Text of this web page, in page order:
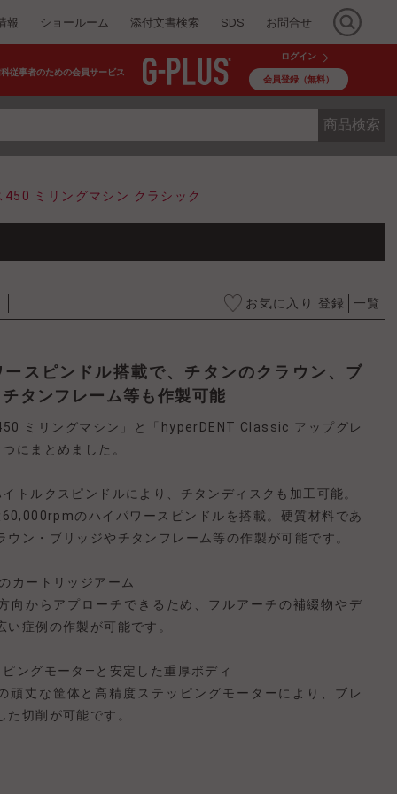
報 ショールーム 添付文書検索 SDS お問合せ
従事者のための会員サービス
ログイン
会員登録（無料）
商品検索
450 ミリングマシン クラシック
お気に入り 登録 一覧
タンフレーム等も作製可能
ミリングマシン」と「hyperDENT Classic アップグレ
にまとめました。
トルクスピンドルにより、チタンディスクも加⼯可能。
のハイパワースピンドルを搭載。硬質材料であ
ウン・ブリッジやチタンフレーム等の作製が可能です。
カートリッジアーム
向からアプローチできるため、フルアーチの補綴物やデ
い症例の作製が可能です。
ングモータ―と安定した重厚ボディ
頑丈な筐体と高精度ステッピングモーターにより、ブレ
た切削が可能です。